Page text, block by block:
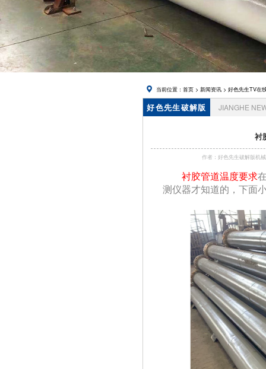
在线下载,
锅炉风帽
当前位置： 首页> 新闻资讯> 好色先生TV在
好色先生破解版
JIANGHE
衬
作者：好色先生破解版
衬胶管道温度要求
测仪器才知道的，下面